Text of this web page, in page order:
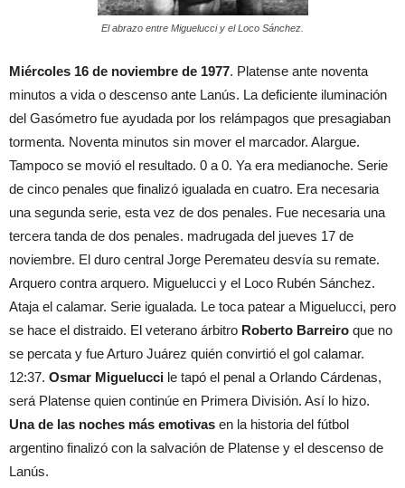
El abrazo entre Miguelucci y el Loco Sánchez.
Miércoles 16 de noviembre de 1977. Platense ante noventa
minutos a vida o descenso ante Lanús. La deficiente iluminación
del Gasómetro fue ayudada por los relámpagos que presagiaban
tormenta. Noventa minutos sin mover el marcador. Alargue.
Tampoco se movió el resultado. 0 a 0. Ya era medianoche. Serie
de cinco penales que finalizó igualada en cuatro. Era necesaria
una segunda serie, esta vez de dos penales. Fue necesaria una
tercera tanda de dos penales. madrugada del jueves 17 de
noviembre. El duro central Jorge Peremateu desvía su remate.
Arquero contra arquero. Miguelucci y el Loco Rubén Sánchez.
Ataja el calamar. Serie igualada. Le toca patear a Miguelucci, pero
se hace el distraido. El veterano árbitro Roberto Barreiro que no
se percata y fue Arturo Juárez quién convirtió el gol calamar.
12:37. Osmar Miguelucci le tapó el penal a Orlando Cárdenas,
será Platense quien continúe en Primera División. Así lo hizo.
Una de las noches más emotivas en la historia del fútbol
argentino finalizó con la salvación de Platense y el descenso de
Lanús.